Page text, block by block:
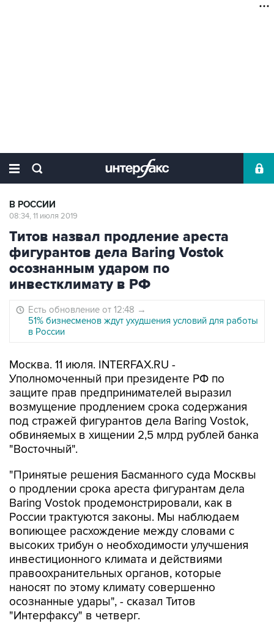
В РОССИИ
08:34, 11 июля 2019
Титов назвал продление ареста
фигурантов дела Baring Vostok
осознанным ударом по
инвестклимату в РФ
Есть обновление от 12:48 →
51% бизнесменов ждут ухудшения условий для работы
в России
Москва. 11 июля. INTERFAX.RU -
Уполномоченный при президенте РФ по
защите прав предпринимателей выразил
возмущение продлением срока содержания
под стражей фигурантов дела Baring Vostok,
обвиняемых в хищении 2,5 млрд рублей банка
"Восточный".
"Принятые решения Басманного суда Москвы
о продлении срока ареста фигурантам дела
Baring Vostok продемонстрировали, как в
России трактуются законы. Мы наблюдаем
вопиющее расхождение между словами с
высоких трибун о необходимости улучшения
инвестиционного климата и действиями
правоохранительных органов, которые
наносят по этому климату совершенно
осознанные удары", - сказал Титов
"Интерфаксу" в четверг.